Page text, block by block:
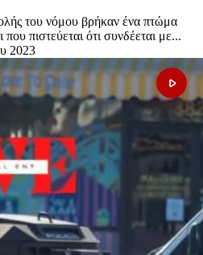
του νόμου βρήκαν ένα πτώμα
πιστεύεται ότι συνδέεται με...
2023